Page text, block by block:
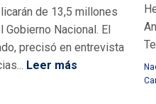
de 13,5 millones
Nacional. El
precisó en entrevista
Leer más